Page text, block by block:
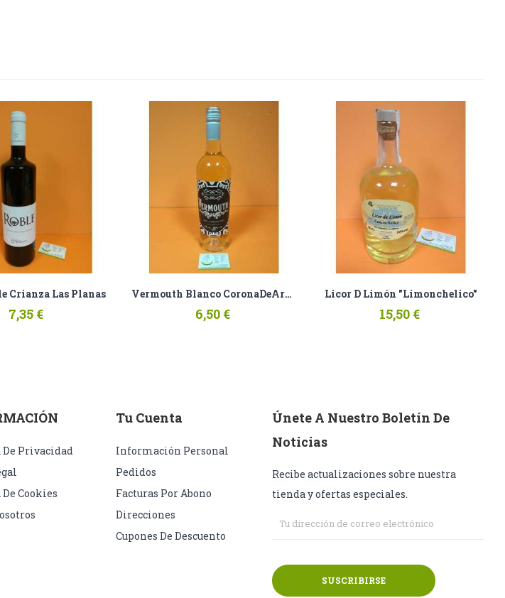
Crianza Las Planas
7,35 €
Vermouth Blanco CoronaDeAragón
6,50 €
Licor D Limón "Limonchelico"
15,50 €
Privacidad
Cookies
Tu Cuenta
Información Personal
Pedidos
Facturas Por Abono
Direcciones
Cupones De Descuento
Únete A Nuestro Boletín De
Noticias
Recibe actualizaciones sobre nuestra
tienda y ofertas especiales.
SUSCRIBIRSE